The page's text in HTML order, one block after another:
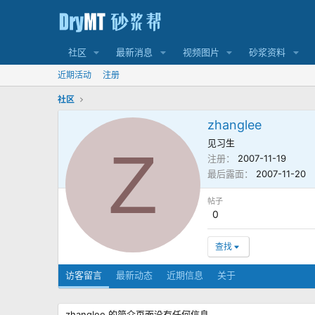
社区 最新消息 视频图片 砂浆资料
近期活动 注册
社区
Z
zhanglee
见习生
注册
2007-11-19
最后露面
2007-11-20
帖子
0
查找
访客留言 最新动态 近期信息 关于